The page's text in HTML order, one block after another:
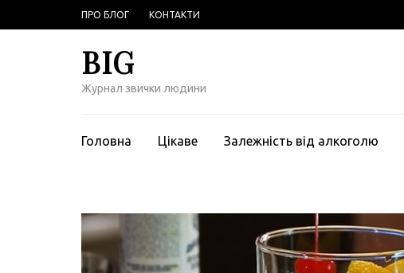
к
содержимому
ПРО БЛОГ КОНТАКТИ
BIG
Журнал звички людини
Головна Цікаве Залежність від алкоголю